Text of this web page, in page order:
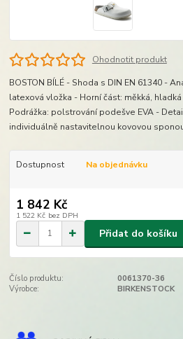
Ohodnotit produkt
BOSTON BÍLÉ - Shoda s DIN EN 61340 -
latexová vložka - Horní část: měkká,
Podrážka: polstrování podešve EVA -
individuálně nastavitelnou kovovou
Dostupnost Na objednávku
1 842 Kč
1 522 Kč bez DPH
Přidat do košíku
Číslo produktu:
0061370-36
Výrobce:
BIRKENSTOCK